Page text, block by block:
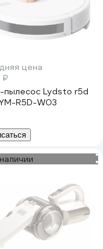
цена
₽
пылесос Lydsto r5d
R5D-W03